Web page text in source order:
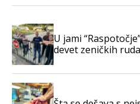
U jami
devet zeničkih